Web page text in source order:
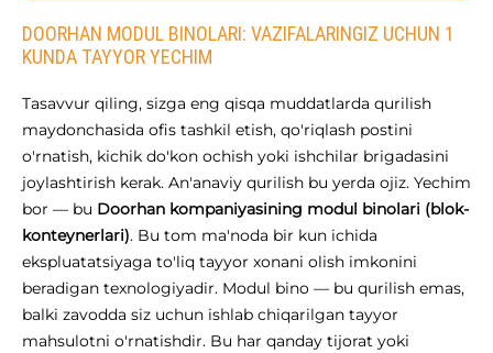
DOORHAN MODUL BINOLARI: VAZIFALARINGIZ UCHUN 1
KUNDA TAYYOR YECHIM
Tasavvur qiling, sizga eng qisqa muddatlarda qurilish
maydonchasida ofis tashkil etish, qo'riqlash postini
o'rnatish, kichik do'kon ochish yoki ishchilar brigadasini
joylashtirish kerak. An'anaviy qurilish bu yerda ojiz. Yechim
bor — bu Doorhan kompaniyasining modul binolari (blok-
konteynerlari). Bu tom ma'noda bir kun ichida
ekspluatatsiyaga to'liq tayyor xonani olish imkonini
beradigan texnologiyadir. Modul bino — bu qurilish emas,
balki zavodda siz uchun ishlab chiqarilgan tayyor
mahsulotni o'rnatishdir. Bu har qanday tijorat yoki